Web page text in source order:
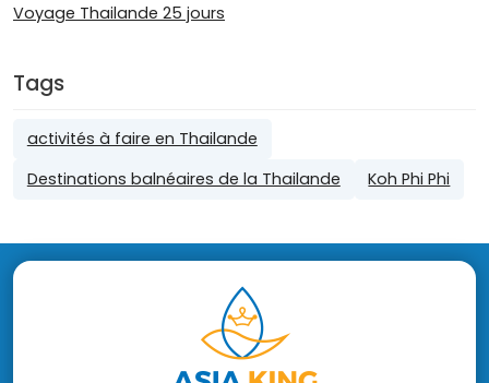
Voyage Thailande 25 jours
Tags
activités à faire en Thailande
Destinations balnéaires de la Thailande
Koh Phi Phi